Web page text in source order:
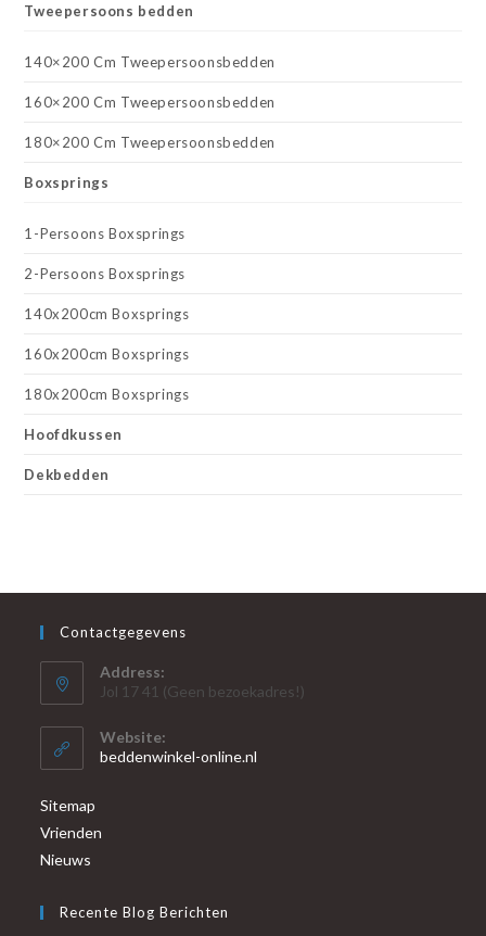
Tweepersoons bedden
140×200 Cm Tweepersoonsbedden
160×200 Cm Tweepersoonsbedden
180×200 Cm Tweepersoonsbedden
Boxsprings
1-Persoons Boxsprings
2-Persoons Boxsprings
140x200cm Boxsprings
160x200cm Boxsprings
180x200cm Boxsprings
Hoofdkussen
Dekbedden
Contactgegevens
Address:
Jol 17 41 (Geen bezoekadres!)
Website:
beddenwinkel-online.nl
Sitemap
Vrienden
Nieuws
Recente Blog Berichten